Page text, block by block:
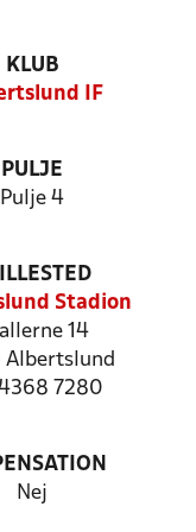
KLUB
IF
PULJE
Pulje 4
Stadion
14
Albertslund
4368 7280
Nej